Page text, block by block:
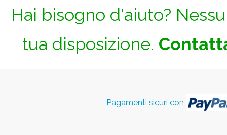
Hai bisogno d'aiuto?
tua disposizione.
Pagamenti sicuri con